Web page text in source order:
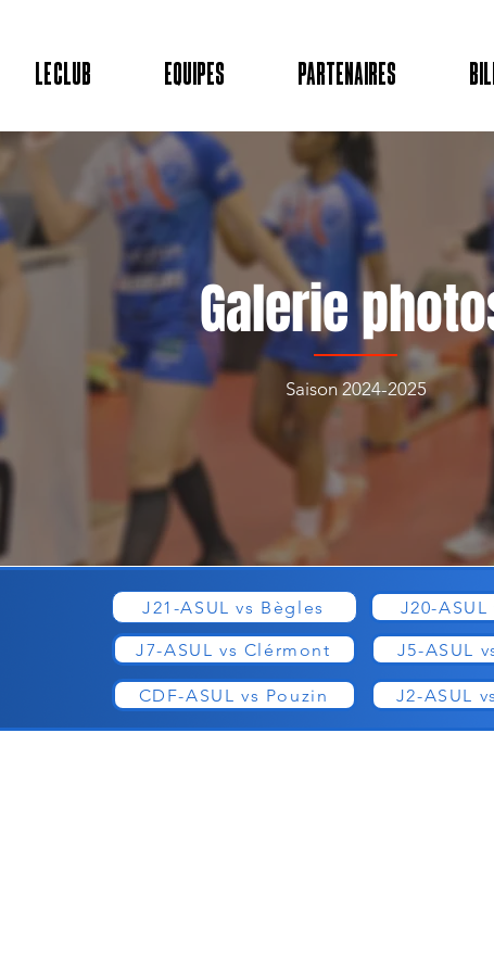
LE CLUB EQUIPES Partenaires
Galerie
Saison 2024-2025
J21-ASUL vs Bègles
J7-ASUL vs Clérmont
CDF-ASUL vs Pouzin
J20-
J5-ASUL
J2-ASUL